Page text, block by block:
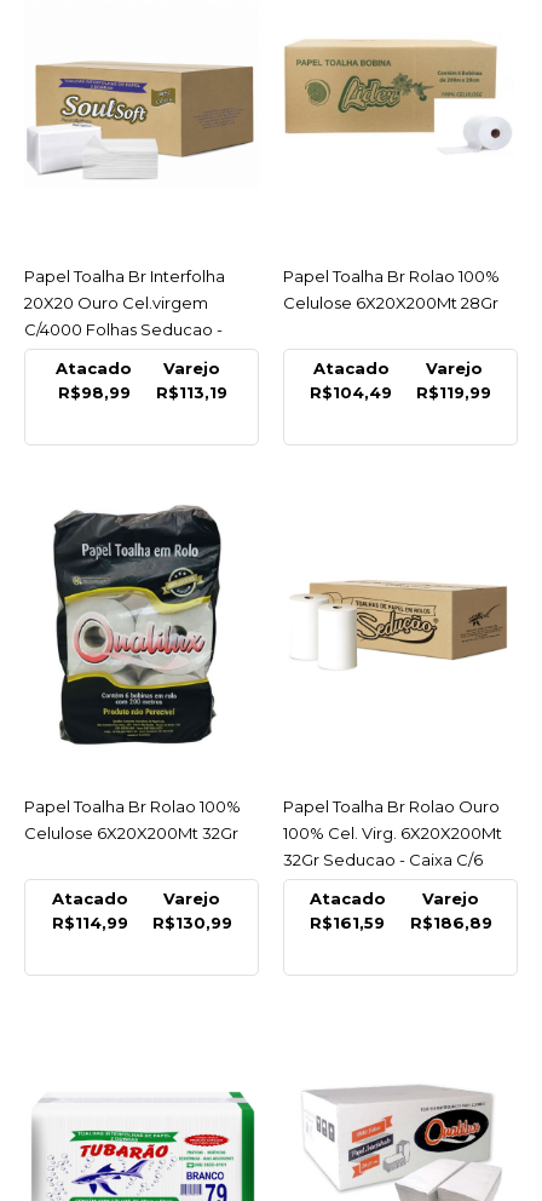
Folha Dupla 100%
Celulose 12X30M Cisne
R$18,99
Papel Higienico Neutro
Folha Dupla 100%
Celulose 16X4X30M
Cisne
COMPARAR
LISTA DE DESEJO
R$16,99
COMPRAR
COMPARAR
Folha Dupla 100%
Celulose 16X4X30M Soul
R$6,99
ACESSAR
Papel Toalha Br Interfolha
20X20 Ouro Cel.virgem
C/4000 Folhas Seducao -
Caixa
Atacado
R$98,99
Varejo
R$113,19
ACESSAR
Papel Toalha Br Rolao 100%
Celulose 6X20X200Mt 28Gr
Atacado
R$104,49
Varejo
R$119,99
ACESSAR
Papel Toalha Br Rolao 100%
Celulose 6X20X200Mt 32Gr
Atacado
R$114,99
Varejo
R$130,99
ACESSAR
Papel Toalha Br Rolao Ouro
100% Cel. Virg. 6X20X200Mt
32Gr Seducao - Caixa C/6
Atacado
R$161,59
Varejo
R$186,89